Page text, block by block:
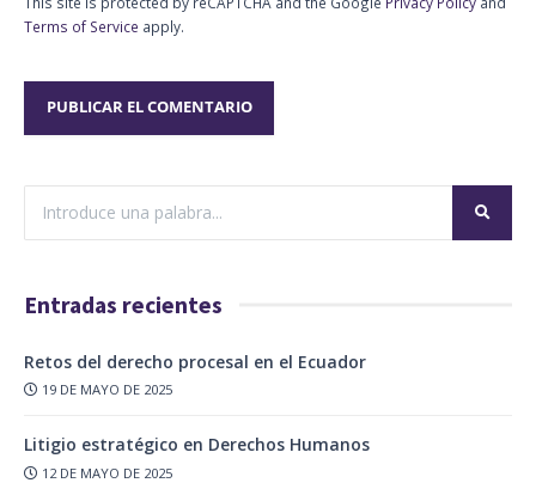
Terms of Service apply.
Entradas recientes
Retos del derecho procesal en el Ecuador
19 DE MAYO DE 2025
Litigio estratégico en Derechos Humanos
12 DE MAYO DE 2025